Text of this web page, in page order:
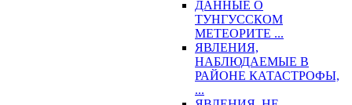
ДАННЫЕ О
ТУНГУССКОМ
МЕТЕОРИТЕ ...
ЯВЛЕНИЯ,
НАБЛЮДАЕМЫЕ В
РАЙОНЕ КАТАСТРОФЫ,
...